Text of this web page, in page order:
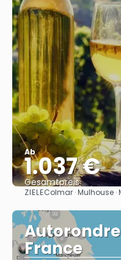
Ab
1.037 €
Gesamtpreis
ZIELEColmar · Mulhouse
France